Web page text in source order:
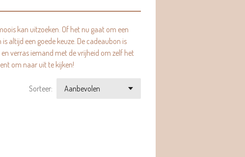
kan uitzoeken. Of het nu gaat om een
altijd een goede keuze. De cadeaubon is
verras iemand met de vrijheid om zelf het
om naar uit te kijken!
Sorteer: